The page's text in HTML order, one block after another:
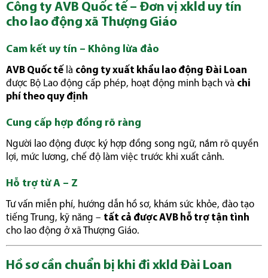
Công ty AVB Quốc tế – Đơn vị xkld uy tín
cho lao động xã Thượng Giáo
Cam kết uy tín – Không lừa đảo
AVB Quốc tế là công ty xuất khẩu lao động Đài Loan
được Bộ Lao động cấp phép, hoạt động minh bạch và chi
phí theo quy định
Cung cấp hợp đồng rõ ràng
Người lao động được ký hợp đồng song ngữ, nắm rõ quyền
lợi, mức lương, chế độ làm việc trước khi xuất cảnh.
Hỗ trợ từ A – Z
Tư vấn miễn phí, hướng dẫn hồ sơ, khám sức khỏe, đào tạo
tiếng Trung, kỹ năng – tất cả được AVB hỗ trợ tận tình
cho lao động ở xã Thượng Giáo.
Hồ sơ cần chuẩn bị khi đi xkld Đài Loan